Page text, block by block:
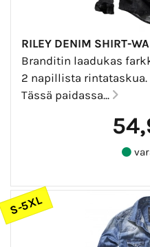
RILEY DENIM SHIRT-
Branditin laadukas
2 napillista rintataskua.
Tässä paidassa...
S-5XL